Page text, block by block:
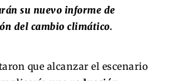
su nuevo informe de
del cambio climático.
que alcanzar el escenario